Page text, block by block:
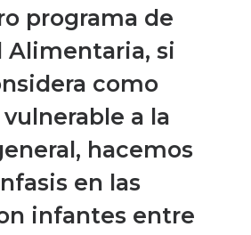
programa de
Alimentaria, si
como
a la
hacemos
en las
infantes entre